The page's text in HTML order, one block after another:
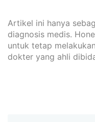
Artikel ini hanya
diagnosis medis.
untuk tetap
dokter yang ahli